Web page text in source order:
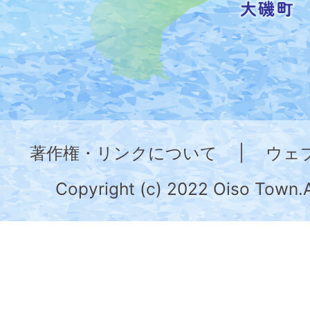
し
た
地
図。
神
奈
川
県
の
著作権・リンクについて
ウェ
Copyright (c) 2022 Oiso